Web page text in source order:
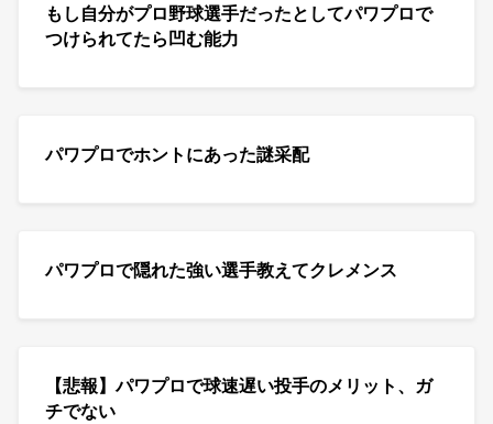
もし自分がプロ野球選手だったとしてパワプロで
つけられてたら凹む能力
パワプロでホントにあった謎采配
パワプロで隠れた強い選手教えてクレメンス
【悲報】パワプロで球速遅い投手のメリット、ガ
チでない